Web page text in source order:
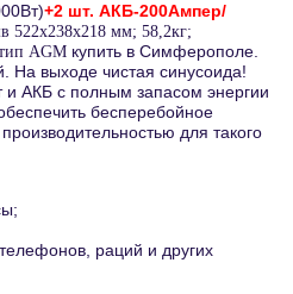
+2 шт. АКБ-200Ампер/
522х238х218 мм; 58,2кг;
AGM купить в Симферополе.
На выходе чистая синусоида!
и АКБ с полным запасом энергии
бесперебойное
для такого
раций и других